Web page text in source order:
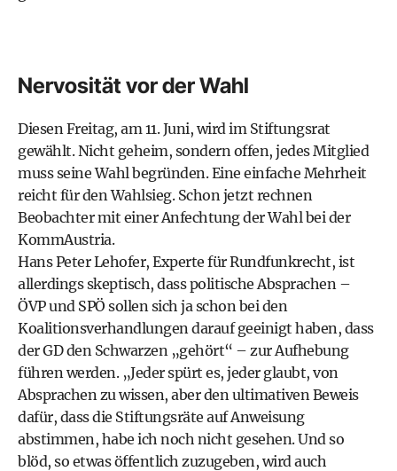
Nervosität vor der Wahl
Diesen Freitag, am 11. Juni, wird im Stiftungsrat
gewählt. Nicht geheim, sondern offen, jedes Mitglied
muss seine Wahl begründen. Eine einfache Mehrheit
reicht für den Wahlsieg. Schon jetzt rechnen
Beobachter mit einer Anfechtung der Wahl bei der
Komm­Austria.
Hans Peter Lehofer, Experte für Rundfunkrecht, ist
allerdings skeptisch, dass politische Absprachen –
ÖVP und SPÖ sollen sich ja schon bei den
Koalitionsverhandlungen darauf geeinigt haben, dass
der GD den Schwarzen „gehört“ – zur Aufhebung
führen werden. „Jeder spürt es, jeder glaubt, von
Absprachen zu wissen, aber den ultimativen Beweis
dafür, dass die Stiftungsräte auf Anweisung
abstimmen, habe ich noch nicht gesehen. Und so
blöd, so etwas öffentlich zuzugeben, wird auch